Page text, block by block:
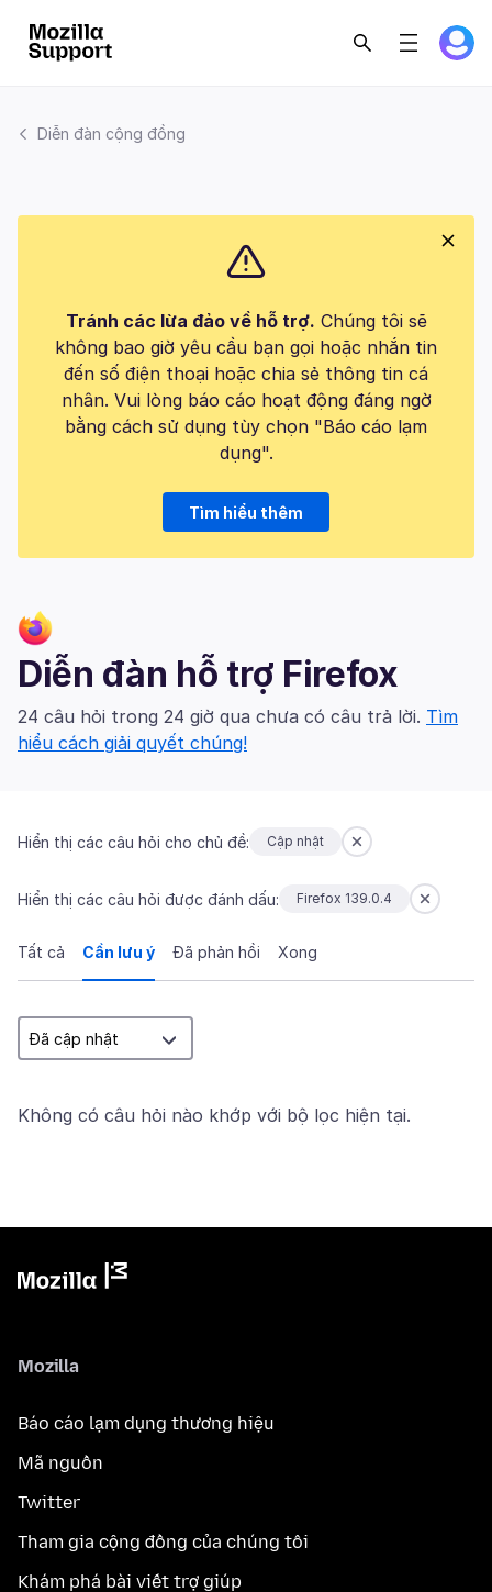
Diễn đàn cộng đồng
Tránh các lừa đảo về hỗ trợ. Chúng tôi sẽ
không bao giờ yêu cầu bạn gọi hoặc nhắn tin
đến số điện thoại hoặc chia sẻ thông tin cá
nhân. Vui lòng báo cáo hoạt động đáng ngờ
bằng cách sử dụng tùy chọn "Báo cáo lạm
dụng".
Tìm hiểu thêm
Diễn đàn hỗ trợ Firefox
24 câu hỏi trong 24 giờ qua chưa có câu trả lời. Tìm
hiểu cách giải quyết chúng!
Hiển thị các câu hỏi cho chủ đề: Cập nhật
Hiển thị các câu hỏi được đánh dấu: Firefox 139.0.4
Tất cả Cần lưu ý Đã phản hồi Xong
Không có câu hỏi nào khớp với bộ lọc hiện tại.
Mozilla
Báo cáo lạm dụng thương hiệu
Mã nguồn
Twitter
Tham gia cộng đồng của chúng tôi
Khám phá bài viết trợ giúp